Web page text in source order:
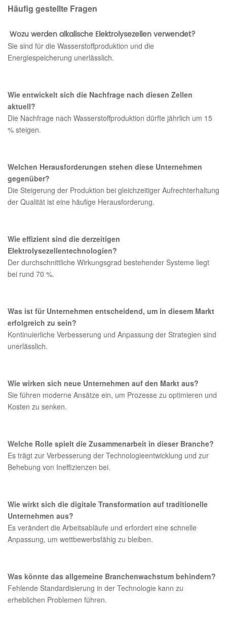
Häufig gestellte Fragen
Wozu werden alkalische Elektrolysezellen verwendet?
Sie sind für die Wasserstoffproduktion und die
Energiespeicherung unerlässlich.
Wie entwickelt sich die Nachfrage nach diesen Zellen
aktuell?
Die Nachfrage nach Wasserstoffproduktion dürfte jährlich um 15
% steigen.
Welchen Herausforderungen stehen diese Unternehmen
gegenüber?
Die Steigerung der Produktion bei gleichzeitiger Aufrechterhaltung
der Qualität ist eine häufige Herausforderung.
Wie effizient sind die derzeitigen
Elektrolysezellentechnologien?
Der durchschnittliche Wirkungsgrad bestehender Systeme liegt
bei rund 70 %.
Was ist für Unternehmen entscheidend, um in diesem Markt
erfolgreich zu sein?
Kontinuierliche Verbesserung und Anpassung der Strategien sind
unerlässlich.
Wie wirken sich neue Unternehmen auf den Markt aus?
Sie führen moderne Ansätze ein, um Prozesse zu optimieren und
Kosten zu senken.
Welche Rolle spielt die Zusammenarbeit in dieser Branche?
Es trägt zur Verbesserung der Technologieentwicklung und zur
Behebung von Ineffizienzen bei.
Wie wirkt sich die digitale Transformation auf traditionelle
Unternehmen aus?
Es verändert die Arbeitsabläufe und erfordert eine schnelle
Anpassung, um wettbewerbsfähig zu bleiben.
Was könnte das allgemeine Branchenwachstum behindern?
Fehlende Standardisierung in der Technologie kann zu
erheblichen Problemen führen.